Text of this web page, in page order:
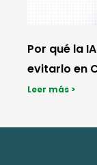
Por qué la
evitarlo en
Leer más >